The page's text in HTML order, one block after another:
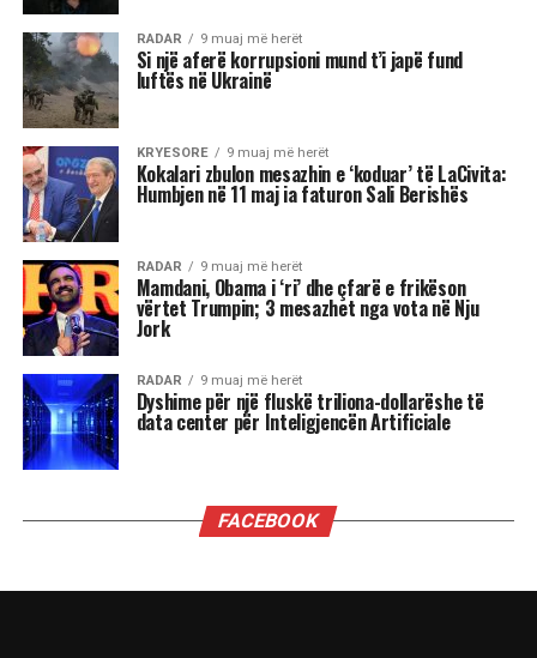
Pyetja u drejtua nga shtetasi shqiptar Fatjon
Semanjaku, i cili duke rikujtuar vendimin e
administratës së mëparshme amerikane për
shpalljen “non grata” të Berishës, dhe faktin që
Blinken e cilësoi kryeministrin Edi Rama “lider
të shquar” gjatë një vizite në Shqipëri, i drejtoi
këtë pyetje:
“Dua të di sa i “shquar” duhet të jem që dyert e
Zyrës Ovale të hapen në rast se bëhem
kryeministër i Shqipërisë kur në Shtëpinë e
Bardhë rikthehet fraksioni mafioz i George Soros
i së majtës së sotme shumë shumë shumë
malinje?”
”Ju thatë që mund të zgjedh përgjigjen që dua t’i
shumë, shumë keq për atë që keni kaluar